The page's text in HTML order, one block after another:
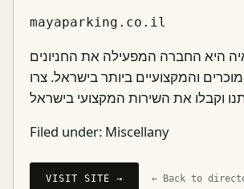
mayaparking.co.il
היא החברה המפעילה את החניונים
והמקצועיים ביותר בישראל. צרו
Filed under: Miscellany
VISIT SITE → ← Back to